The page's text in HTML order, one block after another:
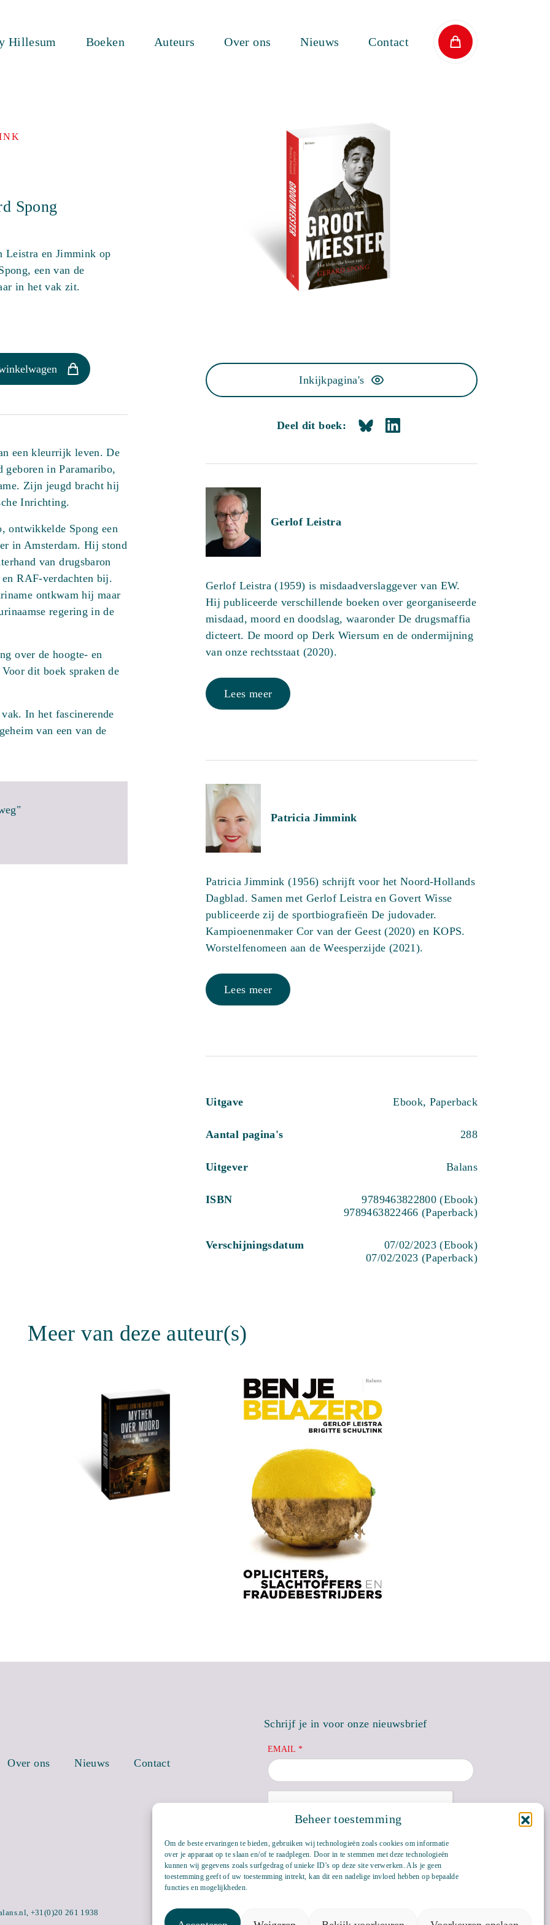
Beheer toestemming
Om de beste ervaringen te bieden, gebruiken wij technologieën zoals cookies om informatie
over je apparaat op te slaan en/of te raadplegen. Door in te stemmen met deze technologieën
kunnen wij gegevens zoals surfgedrag of unieke ID's op deze site verwerken. Als je geen
toestemming geeft of uw toestemming intrekt, kan dit een nadelige invloed hebben op bepaalde
functies en mogelijkheden.
Hillesum Boeken Auteurs Over ons Nieuws Contact
Spong
Leistra en Jimmink op
een van de
in het vak zit.
een kleurrijk leven. De
geboren in Paramaribo,
Zijn jeugd bracht hij
Inrichting.
ontwikkelde Spong een
in Amsterdam. Hij stond
van drugsbaron
RAF-verdachten bij.
ontkwam hij maar
regering in de
over de hoogte- en
dit boek spraken de
In het fascinerende
van een van de
Inkijkpagina's
Deel dit boek:
Gerlof Leistra
Gerlof Leistra (1959) is misdaadverslaggever van EW.
Hij publiceerde verschillende boeken over georganiseerde
misdaad, moord en doodslag, waaronder De drugsmaffia
dicteert. De moord op Derk Wiersum en de ondermijning
van onze rechtsstaat (2020).
Lees meer
Patricia Jimmink
Patricia Jimmink (1956) schrijft voor het Noord-Hollands
Dagblad. Samen met Gerlof Leistra en Govert Wisse
publiceerde zij de sportbiografieën De judovader.
Kampioenenmaker Cor van der Geest (2020) en KOPS.
Worstelfenomeen aan de Weesperzijde (2021).
Lees meer
Uitgave Ebook, Paperback
Aantal pagina's 288
Uitgever Balans
ISBN
9789463822800 (Ebook)
9789463822466 (Paperback)
Verschijningsdatum
07/02/2023 (Ebook)
07/02/2023 (Paperback)
Meer van deze auteur(s)
Over ons Nieuws Contact
Schrijf je in voor onze nieuwsbrief
EMAIL *
, +31(0)20 261 1938